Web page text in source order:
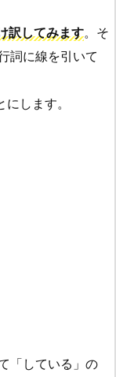
訳してみます。そ
詞に線を引いて
します。
「している」の